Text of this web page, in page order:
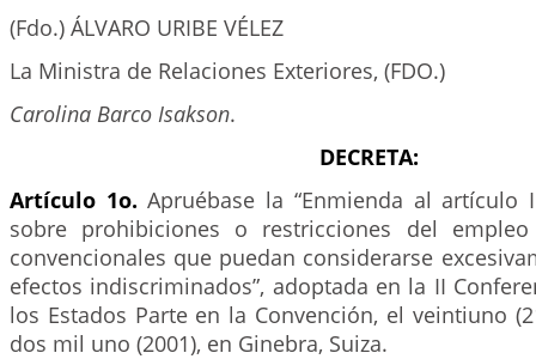
(Fdo.) ÁLVARO URIBE VÉLEZ
La Ministra de Relaciones Exteriores, (FDO.)
Carolina Barco Isakson.
DECRETA:
Artículo 1o. Apruébase la “Enmienda al artículo
sobre prohibiciones o restricciones del
convencionales que puedan considerarse
efectos indiscriminados”, adoptada en la II
los Estados Parte en la Convención, el veintiuno
dos mil uno (2001), en Ginebra, Suiza.